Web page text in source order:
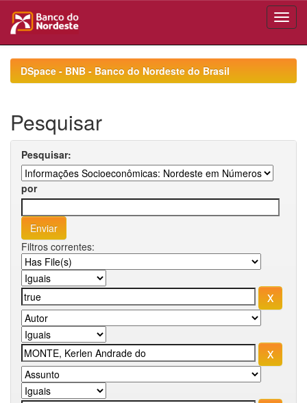
navigationDSpace - BNB - Banco do Nordeste do Brasil
Pesquisar
Pesquisar:
por
Filtros correntes: